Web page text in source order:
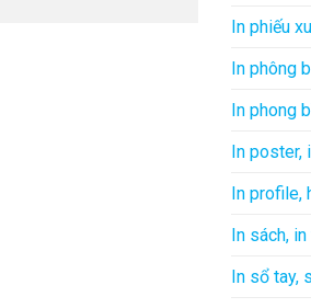
In phiếu
In phông
In phong
In poster,
In profile,
In sách,
In sổ tay,